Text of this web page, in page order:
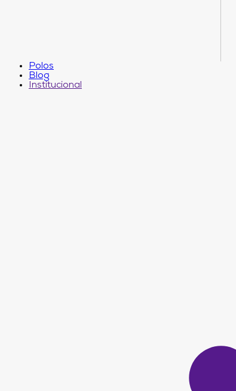
Polos
Blog
Institucional